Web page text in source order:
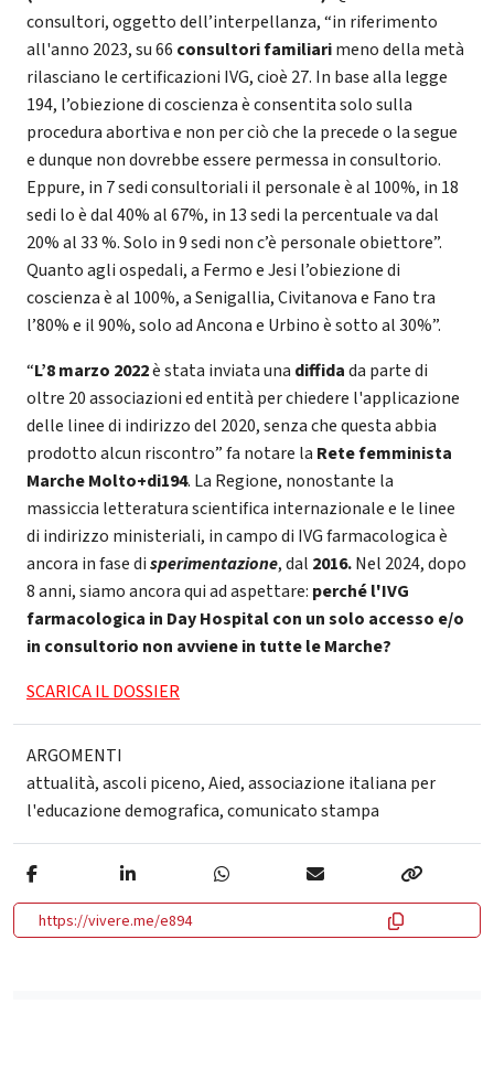
consultori, oggetto dell’interpellanza, “in riferimento
all'anno 2023, su 66 consultori familiarimeno della metà
rilasciano le certificazioni IVG, cioè 27. In base alla legge
194, l’obiezione di coscienza è consentita solo sulla
procedura abortiva e non per ciò che la precede o la segue
e dunque non dovrebbe essere permessa in consultorio.
Eppure, in 7 sedi consultoriali il personale è al 100%, in 18
sedi lo è dal 40% al 67%, in 13 sedi la percentuale va dal
20% al 33 %. Solo in 9 sedi non c’è personale obiettore”.
Quanto agli ospedali, a Fermo e Jesi l’obiezione di
coscienza è al 100%, a Senigallia, Civitanova e Fano tra
l’80% e il 90%, solo ad Ancona e Urbino è sotto al 30%”.
“L’8 marzo 2022è stata inviata una diffidada parte di
oltre 20 associazioni ed entità per chiedere l'applicazione
delle linee di indirizzo del 2020, senza che questa abbia
prodotto alcun riscontro” fa notare la Rete femminista
Marche Molto+di194. La Regione, nonostante la
massiccia letteratura scientifica internazionale e le linee
di indirizzo ministeriali, in campo di IVG farmacologica è
ancora in fase disperimentazione, dal 2016.Nel 2024, dopo
8 anni, siamo ancora qui ad aspettare: perché l'IVG
farmacologica in Day Hospital con un solo accesso e/o
in consultorio non avviene in tutte le Marche?
SCARICA IL DOSSIER
ARGOMENTI
attualità,ascoli piceno,Aied,associazione italiana per
l'educazione demografica,comunicato stampa
https://vivere.me/e894